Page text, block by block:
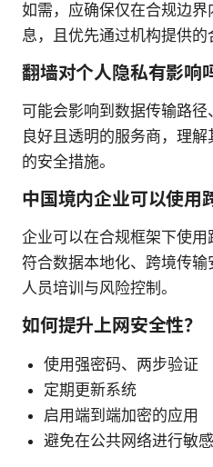
如需，应确保仅在合规边
息，且优先通过机构提供的
翻墙对个人隐私有影响
可能会影响到数据传输路
良好且透明的服务商，理
的安全措施。
中国境内企业可以使用
企业可以在合规框架下使
符合数据本地化、跨境传
人员培训与风险控制。
如何提升上网安全性？
使用强密码、两步验证
定期更新系统
启用端到端加密的应用
避免在公共网络进行敏